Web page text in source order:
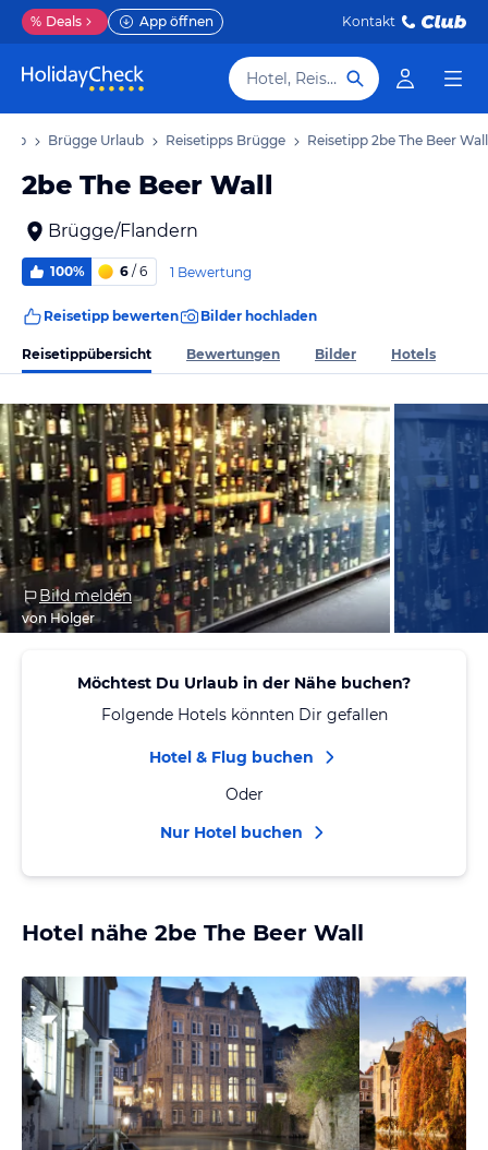
% Deals App öffnen Kontakt
Hotel, Reiseziel
Brügge Urlaub Reisetipps Brügge Reisetipp 2be The Beer Wall
2be The Beer Wall
Brügge/Flandern
100% 6 / 6 1 Bewertung
Reisetipp bewerten Bilder hochladen
Reisetippübersicht Bewertungen Bilder Hotels
Bild melden
von Holger
Möchtest Du Urlaub in der Nähe buchen?
Folgende Hotels könnten Dir gefallen
Hotel & Flug buchen
Oder
Nur Hotel buchen
Hotel nähe 2be The Beer Wall